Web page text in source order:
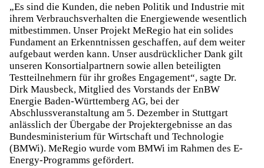
„Es sind die Kunden, die neben Politik und Industrie mit
ihrem Verbrauchsverhalten die Energiewende wesentlich
mitbestimmen. Unser Projekt MeRegio hat ein solides
Fundament an Erkenntnissen geschaffen, auf dem weiter
aufgebaut werden kann. Unser ausdrücklicher Dank gilt
unseren Konsortialpartnern sowie allen beteiligten
Testteilnehmern für ihr großes Engagement“, sagte Dr.
Dirk Mausbeck, Mitglied des Vorstands der EnBW
Energie Baden-Württemberg AG, bei der
Abschlussveranstaltung am 5. Dezember in Stuttgart
anlässlich der Übergabe der Projektergebnisse an das
Bundesministerium für Wirtschaft und Technologie
(BMWi). MeRegio wurde vom BMWi im Rahmen des E-
Energy-Programms gefördert.